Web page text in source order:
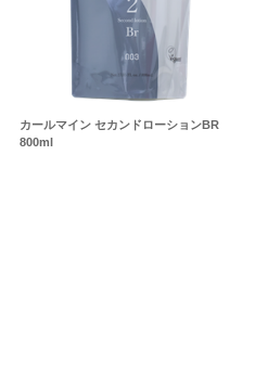
カールマイン セカンドローションBR
800ml